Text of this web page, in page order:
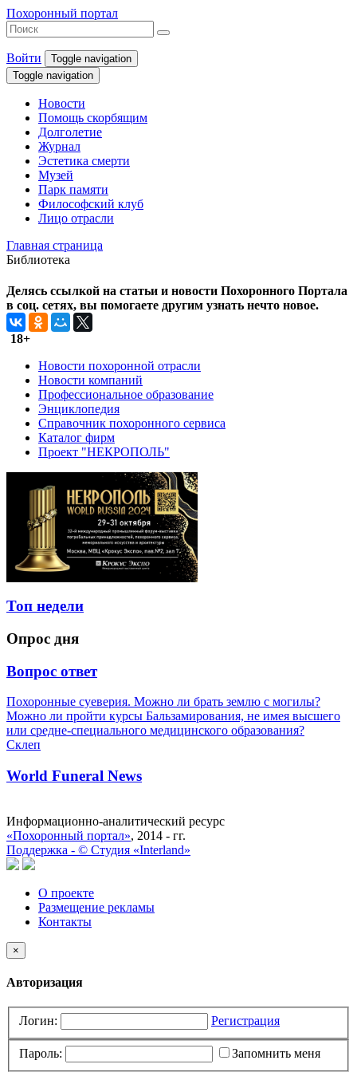
Похоронный портал
Войти
Toggle navigation
Toggle navigation
Новости
Помощь скорбящим
Долголетие
Журнал
Эстетика смерти
Музей
Парк памяти
Философский клуб
Лицо отрасли
Главная страница
Библиотека
Делясь ссылкой на статьи и новости Похоронного Портала
в соц. сетях, вы помогаете другим узнать нечто новое.
18+
Новости похоронной отрасли
Новости компаний
Профессиональное образование
Энциклопедия
Справочник похоронного сервиса
Каталог фирм
Проект "НЕКРОПОЛЬ"
Топ недели
Опрос дня
Вопрос ответ
Похоронные суеверия. Можно ли брать землю с могилы?
Можно ли пройти курсы Бальзамирования, не имея высшего
или средне-специального медицинского образования?
Склеп
World Funeral News
Информационно-аналитический ресурс
«Похоронный портал», 2014 - гг.
Поддержка - © Cтудия «Interland»
О проекте
Размещение рекламы
Контакты
×
Авторизация
Логин: Регистрация
Пароль: Запомнить меня